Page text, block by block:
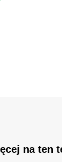
na ten